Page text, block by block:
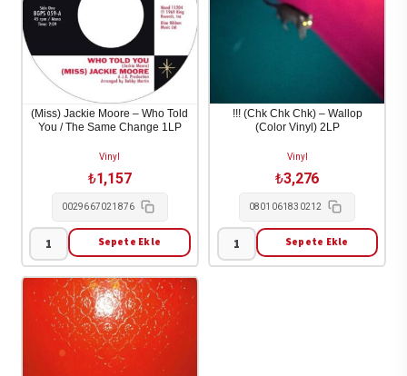
(Miss) Jackie Moore – Who Told
You / The Same Change 1LP
Vinyl
₺1,157
0029667021876
(Miss)
Jackie
Moore
Who
Sepete Ekle
!!! (Chk Chk Chk) – Wallop
(Color Vinyl) 2LP
Vinyl
₺3,276
0801061830212
!!!
Sepete Ekle